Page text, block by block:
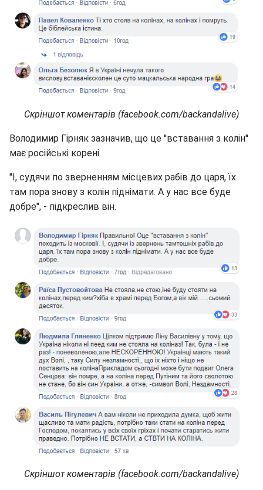
Скріншот коментарів (facebook.com/backandalive)
Володимир Гірняк зазначив, що це ''вставання з колін''
має російські корені.
"І, судячи по зверненням місцевих рабів до царя, їх
там пора знову з колін піднімати. А у нас все буде
добре", - підкреслив він.
Скріншот коментарів (facebook.com/backandalive)